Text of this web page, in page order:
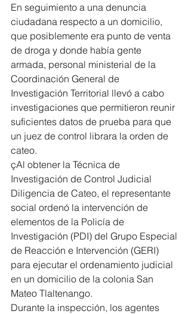
En seguimiento a una denuncia
ciudadana respecto a un domicilio,
que posiblemente era punto de venta
de droga y donde había gente
armada, personal ministerial de la
Coordinación General de
Investigación Territorial llevó a cabo
investigaciones que permitieron reunir
suficientes datos de prueba para que
un juez de control librara la orden de
cateo.
çAl obtener la Técnica de
Investigación de Control Judicial
Diligencia de Cateo, el representante
social ordenó la intervención de
elementos de la Policía de
Investigación (PDI) del Grupo Especial
de Reacción e Intervención (GERI)
para ejecutar el ordenamiento judicial
en un domicilio de la colonia San
Mateo Tlaltenango.
Durante la inspección, los agentes